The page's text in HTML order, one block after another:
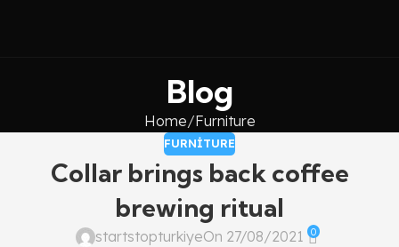
Blog
Home Furniture
FURNITURE
Collar brings back coffee
brewing ritual
startstopturkiyeOn 27/08/2021 0
00
Hr
00
Min